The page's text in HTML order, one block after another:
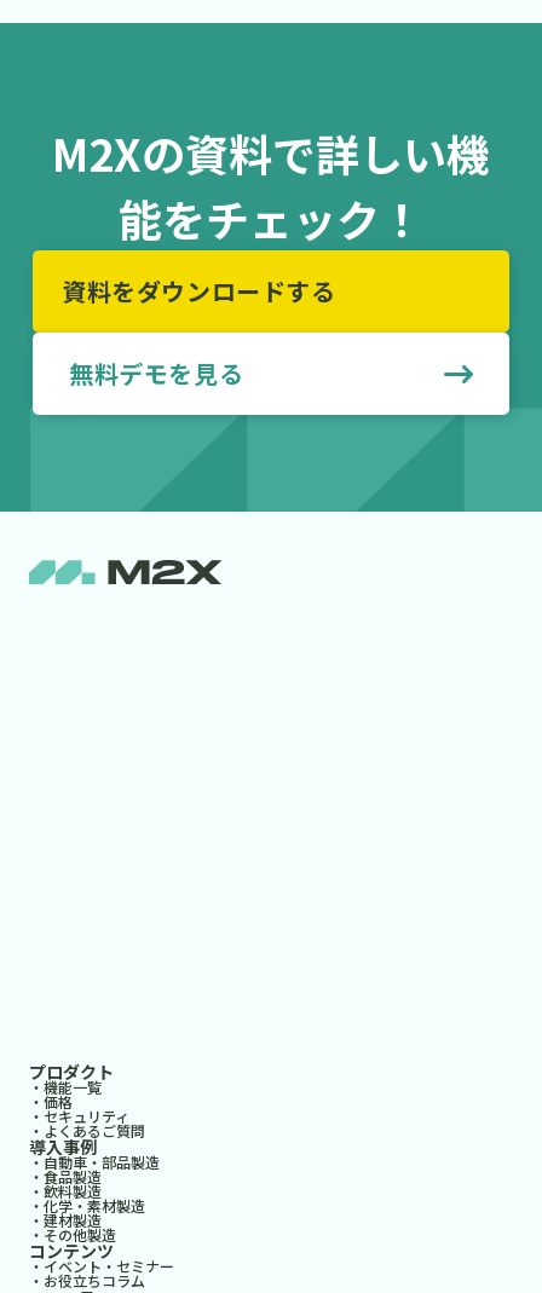
M2Xの資料で詳しい機
能をチェック！
資料をダウンロードする
無料デモを見る
プロダクト
・機能一覧
・価格
・セキュリティ
・よくあるご質問
導入事例
・自動車・部品製造
・食品製造
・飲料製造
・化学・素材製造
・建材製造
・その他製造
コンテンツ
・イベント・セミナー
・お役立ちコラム